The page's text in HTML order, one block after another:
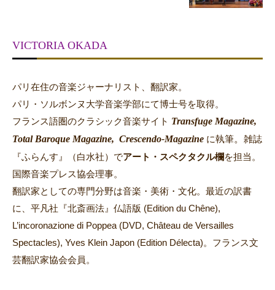
VICTORIA OKADA
パリ在住の音楽ジャーナリスト、翻訳家。
パリ・ソルボンヌ大学音楽学部にて博士号を取得。
フランス語圏のクラシック音楽サイト Transfuge Magazine,
Total Baroque Magazine, Crescendo-Magazine に執筆。 雑誌
『ふらんす』（白水社）でアート・スペクタクル欄を担当。
国際音楽プレス協会理事。
翻訳家としての専門分野は音楽・美術・文化。最近の訳書
に、平凡社『北斎画法』仏語版 (Edition du Chêne),
L’incoronazione di Poppea (DVD, Château de Versailles
Spectacles), Yves Klein Japon (Edition Délecta)。フランス文
芸翻訳家協会会員。